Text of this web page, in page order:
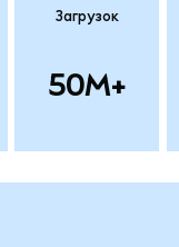
Загрузок
50M+